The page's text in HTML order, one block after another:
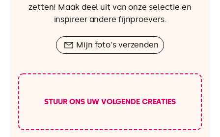
zetten! Maak deel uit van onze selectie en
inspireer andere fijnproevers.
Mijn foto's verzenden
STUUR ONS UW VOLGENDE CREATIES